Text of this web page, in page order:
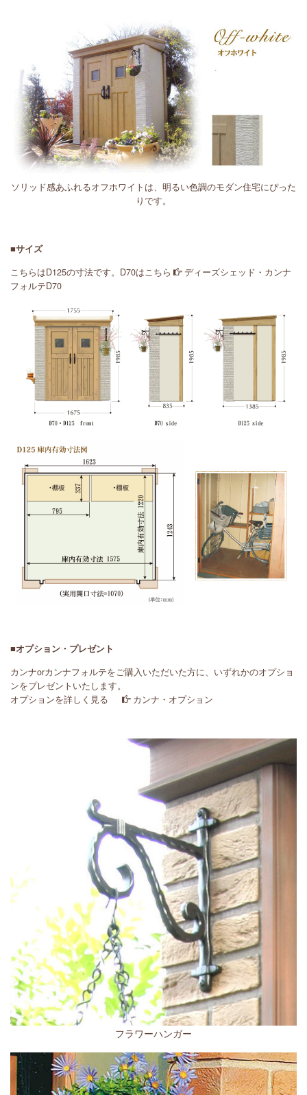
ソリッド感あふれるオフホワイトは、明るい色調のモダン住宅にぴった
りです。
■サイズ
こちらはD125の寸法です。D70はこちら
ディーズシェッド・カンナ
フォルテD70
■オプション・プレゼント
カンナorカンナフォルテをご購入いただいた方に、いずれかのオプショ
ンをプレゼントいたします。
オプションを詳しく見る
カンナ・オプション
フラワーハンガー